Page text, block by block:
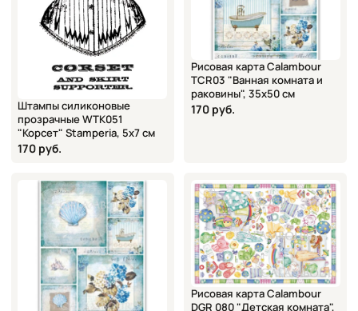
Штампы силиконовые
прозрачные WTK051
"Корсет" Stamperia, 5х7 см
170 руб.
Рисовая карта Calambour
TCR03 "Ванная комната и
раковины", 35х50 см
170 руб.
Рисовая карта Calambour
DGR 080 "Детская комната",